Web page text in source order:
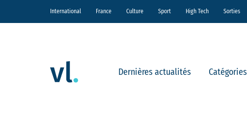
International France Culture Sport High Tech Sorties
Dernières actualités Catégories